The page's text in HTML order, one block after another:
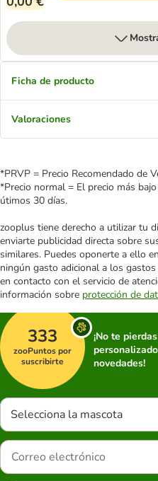
Ficha de producto
Valoraciones
*PRVP = Precio Recomendado de
*Precio normal = El precio más
útimos 30 días.
zooplus tiene derecho a utilizar tu
enviarte publicidad directa sobre
similares. Puedes oponerte a ello
ningún gasto adicional a los
en contacto con el servicio de
información sobre protección de
333
zooPuntos por
suscribirte
¡No te
novedades!
Selecciona la mascota